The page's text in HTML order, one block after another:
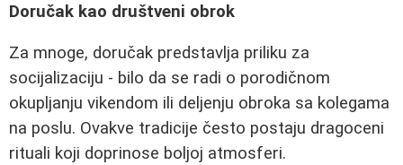
Doručak kao društveni obrok
Za mnoge, doručak predstavlja priliku za
socijalizaciju - bilo da se radi o porodičnom
okupljanju vikendom ili deljenju obroka sa kolegama
na poslu. Ovakve tradicije često postaju dragoceni
rituali koji doprinose boljoj atmosferi.